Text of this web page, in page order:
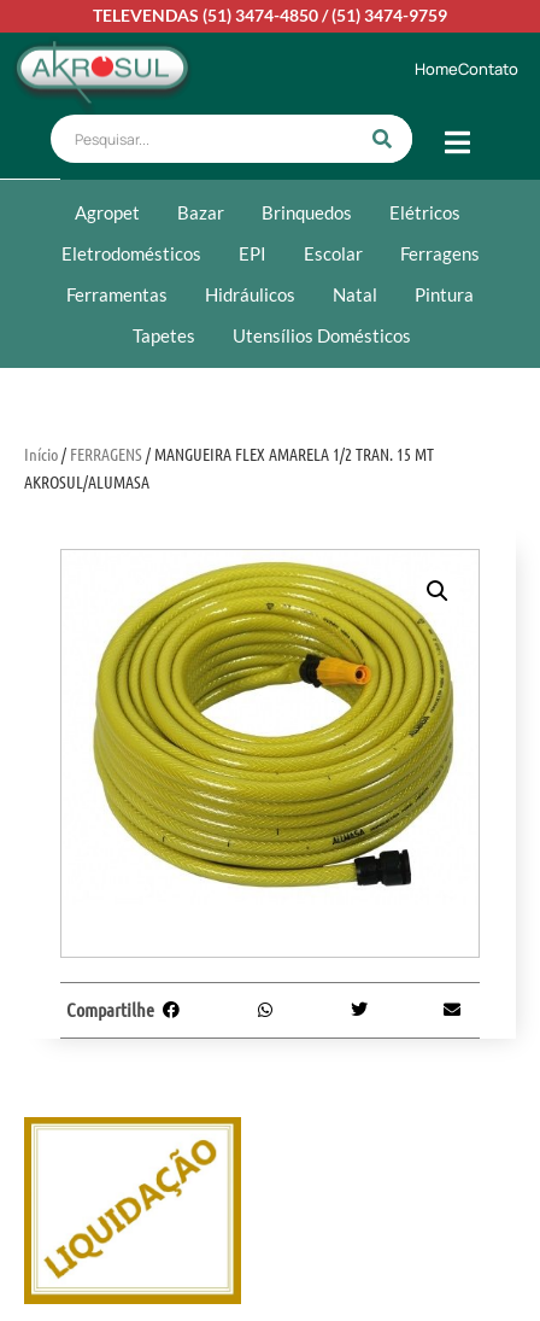
TELEVENDAS (51) 3474-4850/(51) 3474-9759
HomeContato
Agropet Bazar Brinquedos
Elétricos
Eletrodomésticos
EPI Escolar
Ferragens
Ferramentas
Hidráulicos Natal
Pintura
Tapetes
Utensílios Domésticos
Início/ FERRAGENS/ MANGUEIRA FLEX AMARELA 1/2 TRAN. 15 MT
AKROSUL/ALUMASA
Compartilhe